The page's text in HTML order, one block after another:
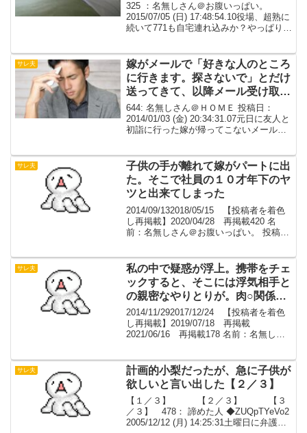
325 ：名無しさん＠お腹いっぱい。
2015/07/05 (日) 17:48:54.10役場、超熟に
続いて771も自宅連れ込みか？やっぱり自
(...
サレ夫
嫁がメールで「好きな人のところ
に行きます。探さないで」とだけ
送ってきて、以降メール受け取り
及び着信拒否
644: 名無しさん＠ＨＯＭＥ 投稿日：
2014/01/03 (金) 20:34:31.07元日に友人と
初詣に行った嫁が帰ってこないメールで
け取り及び着信拒否一応K察に...
サレ夫
子供の手が離れて嫁がパートに出
た。そこで社員の１０才年下のヤ
ツと出来てしまった
2014/09/132018/05/15 【投稿者を着色
し再掲載】2020/04/28 再掲載420 名
前：名無しさん＠お腹いっぱい。 投稿
サレ夫
私の中で疑惑が浮上。携帯をチェ
ックすると、そこには浮気相手と
の親密なやりとりが。肉○関係が
あることも明らかな内容だった。
2014/11/292017/12/24 【投稿者を着色
し再掲載】2019/07/18 再掲載
2021/06/16 再掲載178 名前：名無しさ
サレ夫
計画的小梨だったが、急に子供が
欲しいと言い出した【２／３】
【１／３】 【２／３】 【３
／３】 478： 諦めた人 ◆ZUQpTYeVo2
2005/12/12 (月) 14:25:31土曜日に弁護士